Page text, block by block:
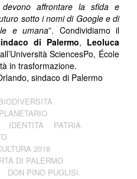
affrontare la sfida e
sotto i nomi di Google e di
e umana”. Condividiamo il
di Palermo, Leoluca
SciencesPo, École
in trasformazione.
sindaco di Palermo
IDENTITÀ
PATRIA
2018
DI PALERMO
DON PINO PUGLISI.